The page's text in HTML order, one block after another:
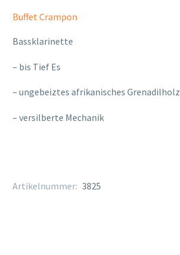
Buffet Crampon
Bassklarinette
– bis Tief Es
– ungebeiztes afrikanisches Grenadilholz
– versilberte Mechanik
Artikelnummer: 3825